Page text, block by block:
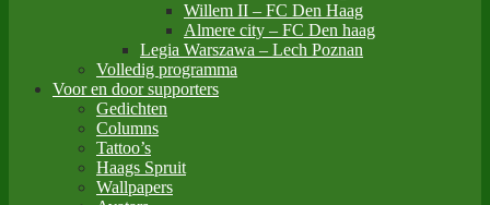
Willem II – FC Den Haag
Almere city – FC Den haag
Legia Warszawa – Lech Poznan
Volledig programma
Voor en door supporters
Gedichten
Columns
Tattoo’s
Haags Spruit
Wallpapers